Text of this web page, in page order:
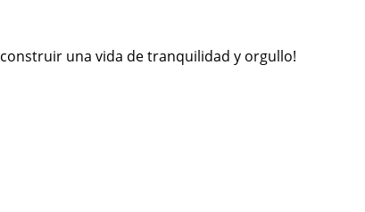
una vida de tranquilidad y orgullo!